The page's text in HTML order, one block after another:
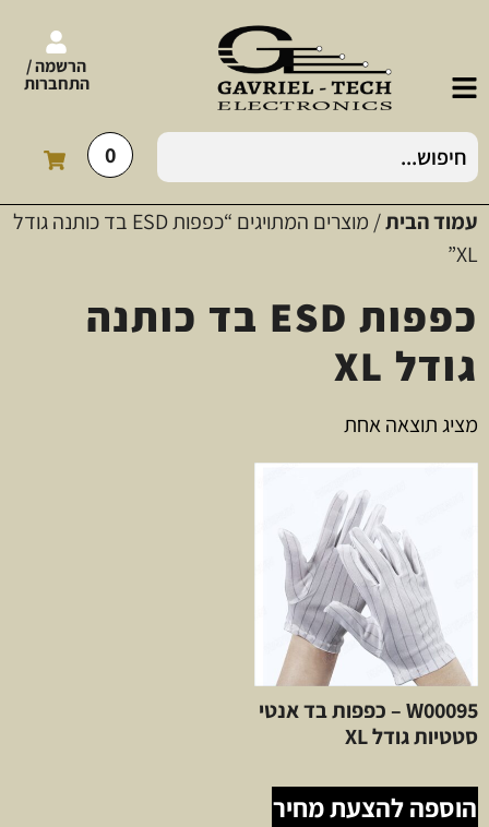
הרשמה /
התחברות
0
עמוד הבית
/ מוצרים המתויגים “כפפות ESD בד כותנה גודל
XL”
כפפות ESD בד כותנה
גודל XL
מציג תוצאה אחת
W00095 – כפפות בד אנטי
סטטיות גודל XL
הוספה להצעת מחיר